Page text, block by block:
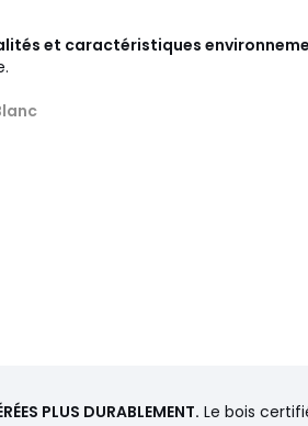
et caractéristiques
de l’emballage
PLUS DURABLEMENT. Le bois